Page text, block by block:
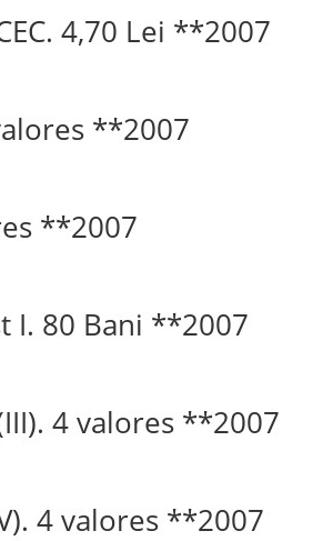
4,70 Lei **2007
**2007
**2007
I. 80 Bani **2007
4 valores **2007
4 valores **2007